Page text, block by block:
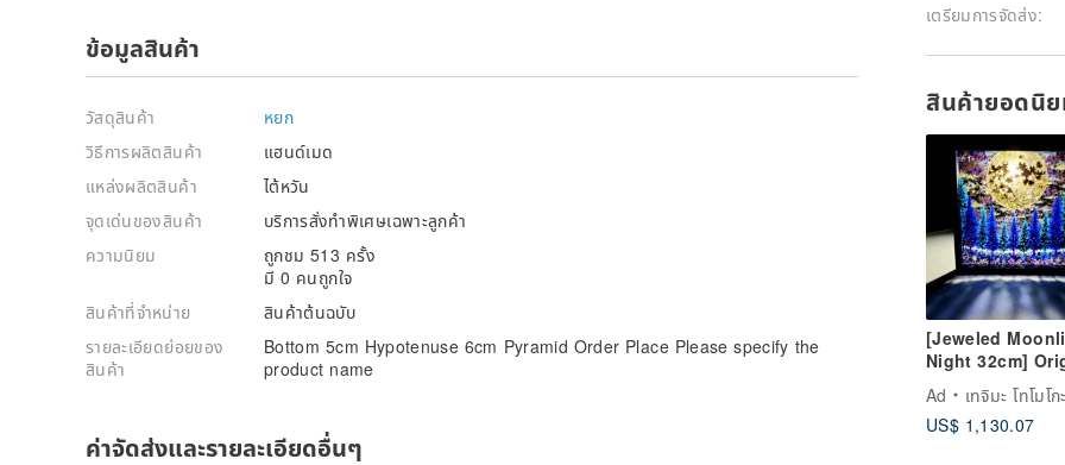
เตรียมการจัดส่ง:
สินค้ายอดนิ
[Jeweled
Night 32cm]
One-of-a-Kind
Transparent Art
Shadow Painting
Ad
เทจิมะ โทโมโกะ (นักวาดภาพสีรุ้งจา
US$ 1,130.07
ข้อมูลสินค้า
วัสดุสินค้า
หยก
วิธีการผลิตสินค้า
แฮนด์เมด
แหล่งผลิตสินค้า
ไต้หวัน
จุดเด่นของสินค้า
บริการสั่งทำพิเศษเฉพาะลูกค้า
ความนิยม
ถูกชม 513 ครั้ง
มี 0 คนถูกใจ
สินค้าที่จำหน่าย
สินค้าต้นฉบับ
รายละเอียดย่อยของ
สินค้า
Bottom 5cm Hypotenuse 6cm Pyramid Order Place Please specify the
product name
ค่าจัดส่งและรายละเอียดอื่นๆ